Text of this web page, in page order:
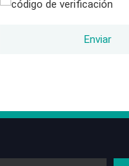
Enviar